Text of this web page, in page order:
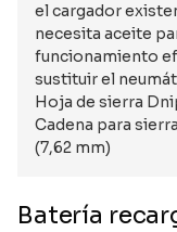
el cargador
necesita aceite
funcionamiento
sustituir el
Hoja de sierra
Cadena para
(7,62 mm)
Batería